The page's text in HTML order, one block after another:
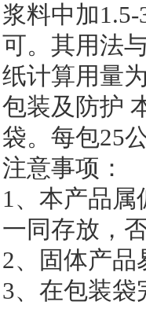
浆料中加
可。其用法
纸计算用量
包装及防护
袋。每包25
注意事项：
1、本产品
一同存放，
2、固体产
3、在包装袋